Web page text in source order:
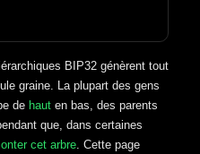
BIP32 génèrent tout
graine. La plupart des gens
de haut en bas, des parents
que, dans certaines
cet arbre . Cette page